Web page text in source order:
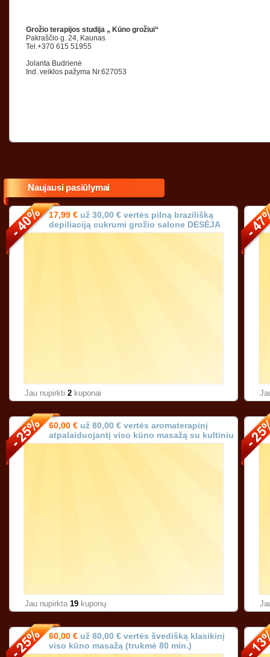
Grožio terapijos studija „ Kūno grožiui“
Pakraščio g. 24, Kaunas
Tel.+370 615 51955
Jolanta Budrienė
Ind. veiklos pažyma Nr.627053
Naujausi pasiūlymai
17,99 € už 30,00 € vertės pilną brazilišką
depiliaciją cukrumi grožio salone DESĖJA
Vilniuje!
Jau nupirkti 2 kuponai
60,00 € už 80,00 € vertės aromaterapinį
atpalaiduojantį viso kūno masažą su kultiniu
prancūzišku aliejumi (trukmė 90 min.)!
Jau nupirkta 19 kuponų
60,00 € už 80,00 € vertės švedišką klasikinį
viso kūno masažą (trukmė 80 min.)